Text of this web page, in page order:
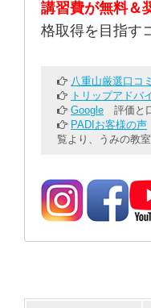
講習費が無料＆
格取得を目指す
八重山厳選口コ
トリップアドバ
Google 評価と
PADIお客様の声
覧より、うみの教